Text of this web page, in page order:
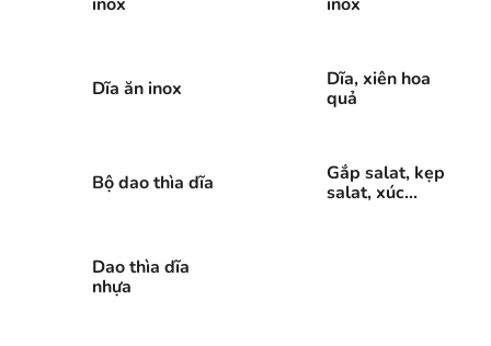
Dĩa ăn inox
Dĩa, xiên hoa
quả
Bộ dao thìa dĩa
Gắp salat, kẹp
salat, xúc
Dao thìa dĩa
nhựa